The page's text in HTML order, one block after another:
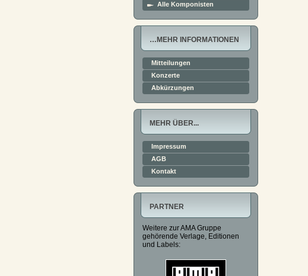
Alle Komponisten
…MEHR INFORMATIONEN
Mitteilungen
Konzerte
Abkürzungen
MEHR ÜBER...
Impressum
AGB
Kontakt
PARTNER
Weitere zur AMA Gruppe
gehörende Verlage, Editionen
und Labels: